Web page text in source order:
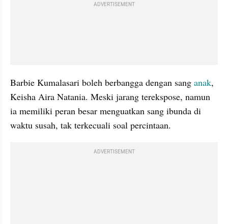
ADVERTISEMENT
Barbie Kumalasari boleh berbangga dengan sang anak,
Keisha Aira Natania. Meski jarang terekspose, namun
ia memiliki peran besar menguatkan sang ibunda di
waktu susah, tak terkecuali soal percintaan.
ADVERTISEMENT